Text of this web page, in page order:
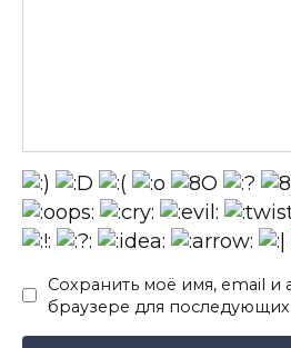
Сохранить моё имя, email и
браузере для